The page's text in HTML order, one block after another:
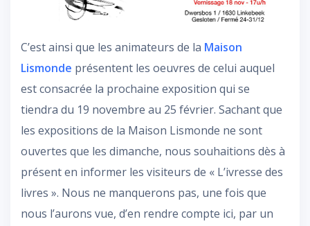
C’est ainsi que les animateurs de la Maison
Lismonde présentent les oeuvres de celui auquel
est consacrée la prochaine exposition qui se
tiendra du 19 novembre au 25 février. Sachant que
les expositions de la Maison Lismonde ne sont
ouvertes que les dimanche, nous souhaitions dès à
présent en informer les visiteurs de « L’ivresse des
livres ». Nous ne manquerons pas, une fois que
nous l’aurons vue, d’en rendre compte ici, par un